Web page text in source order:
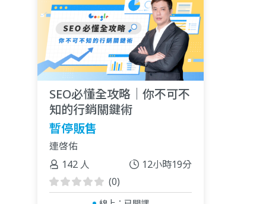
SEO必懂全攻略｜你不可不
知的行銷關鍵術
暫停販售
連啓佑
142 人
12小時19分
(0)